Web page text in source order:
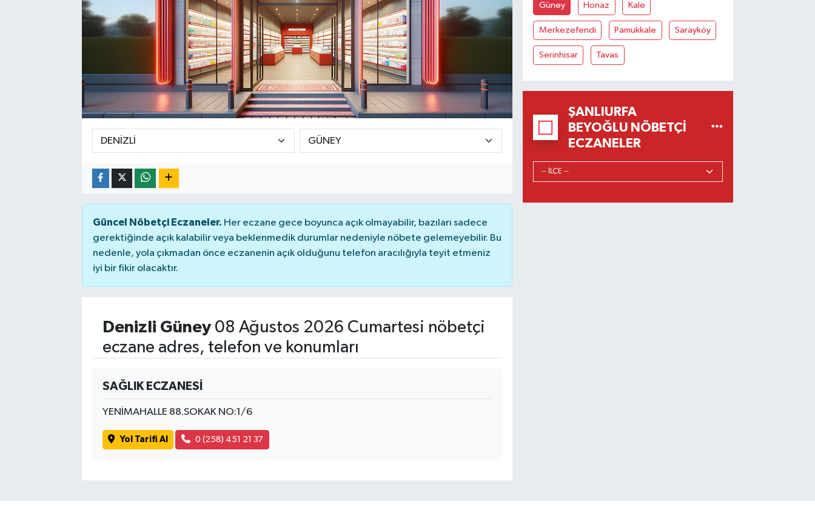
Güncel Nöbetçi Eczaneler. Her eczane gece boyunca açık olmayabilir, bazıları sadece
gerektiğinde açık kalabilir veya beklenmedik durumlar nedeniyle nöbete gelemeyebilir. Bu
nedenle, yola çıkmadan önce eczanenin açık olduğunu telefon aracılığıyla teyit etmeniz
iyi bir fikir olacaktır.
Denizli Güney08 Ağustos 2026 Cumartesi nöbetçi
eczane adres, telefon ve konumları
SAĞLIK ECZANESİ
YENİMAHALLE 88.SOKAK NO:1/6
Yol Tarifi Al 0 (258) 451 21 37
Güney Honaz Kale
Merkezefendi Pamukkale Sarayköy
Serinhisar Tavas
ŞANLIURFA
BEYOĞLU NÖBETÇI
ECZANELER